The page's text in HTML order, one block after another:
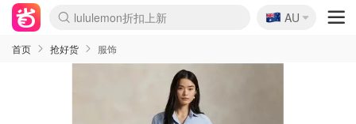
lululemon折扣上新
Sasa美妆护肤3.5折
SSENSE年中3折
FreshBeauty好价汇总
Cettire降价+叠9折
Farfetch折上8折
WWS Coles超市实拍
viagogo二手票捡漏
Myer清仓1折起
The Outnet奢牌1折起
David Jones 3折起
Flannels大牌1折
Perfumes Club护肤1折
AMIRO返校季6.2折
Oweek抽奖送Airpods
Amazon折扣汇总
eToro入金$200送$50
Amazon数码好物
ICONIC本周7.5折
ThedoubleF高奢地板价
Moose Knuckles 6折
丝芙兰5折起
EUFY官网3.7折起
Selenichast首饰2折
Trip机票酒店促销
YSL送5件彩妆礼
Amazon家居好物
BIGBANG巡演开票
David Jones时尚3折
Amazon美妆护肤
雅漾大喷$8
过敏原检测盒$33
伊索独家赠50ml沐浴露
科颜氏清仓3折
SEALIFE海洋馆门票6折
丝塔芙大白罐$16
订阅Newsletter送香薰
Cult Beauty 6.8折
Harrods圣诞日历2.3折
LN-CC奢牌私促3折
d'Alba空姐喷雾$16
EVE LOM套装逆天2折
Bernardelli独家4折
Adore Beauty 6折起
CT圣诞日历
Mytheresa奢品2.7折
Luxury Escapes 9折
Currentbody美容仪9折
卡诗9折+赠4件礼
MOON Garden Live
ALLSAINTS美衣3折
Roborock扫地机3.7折
Tingo Life水杯$24
Valentino官网5折
🇦🇺
AU
首页 抢好货 服饰